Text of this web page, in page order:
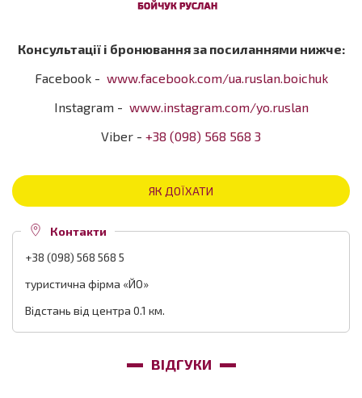
Консультації і бронювання за посиланнями нижче:
Facebook - www.facebook.com/ua.ruslan.boichuk
Instagram - www.instagram.com/yo.ruslan
Viber - +38 (098) 568 568 3
ЯК ДОЇХАТИ
Контакти
+38 (098) 568 568 5
туристична фірма «ЙО»
Відстань від центра 0.1 км.
ВІДГУКИ